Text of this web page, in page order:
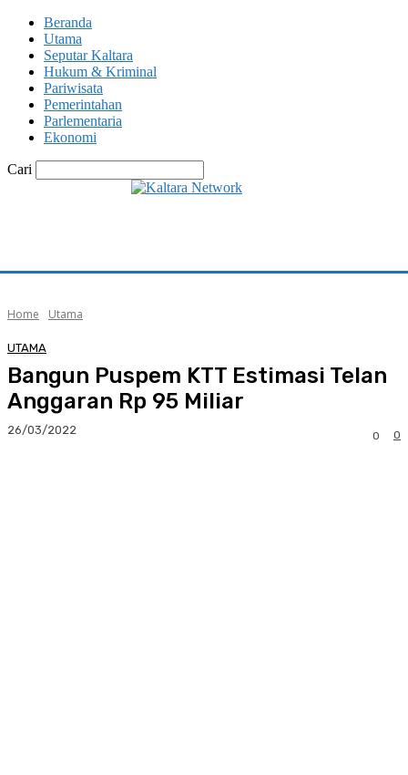
Beranda
Utama
Seputar Kaltara
Hukum & Kriminal
Pariwisata
Pemerintahan
Parlementaria
Ekonomi
Cari
Home Utama
UTAMA
Bangun Puspem KTT Estimasi Telan
Anggaran Rp 95 Miliar
26/03/2022 0
0